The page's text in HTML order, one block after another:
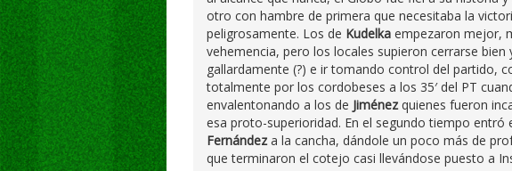
otro con hambre de primera que necesitaba la
peligrosamente. Los de Kudelka empezaron mejor,
vehemencia, pero los locales supieron cerrarse bien
gallardamente (?) e ir tomando control del partido,
totalmente por los cordobeses a los 35′ del PT
envalentonando a los de Jiménezquienes fueron
esa proto-superioridad. En el segundo tiempo entró
Fernándeza la cancha, dándole un poco más de
que terminaron el cotejo casi llevándose puesto a